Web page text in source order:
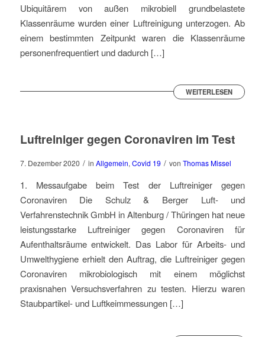
Ubiquitärem von außen mikrobiell grundbelastete
Klassenräume wurden einer Luftreinigung unterzogen. Ab
einem bestimmten Zeitpunkt waren die Klassenräume
personenfrequentiert und dadurch […]
WEITERLESEN
Luftreiniger gegen Coronaviren im Test
7. Dezember 2020 / in Allgemein, Covid 19 / von Thomas Missel
1. Messaufgabe beim Test der Luftreiniger gegen
Coronaviren Die Schulz & Berger Luft- und
Verfahrenstechnik GmbH in Altenburg / Thüringen hat neue
leistungsstarke Luftreiniger gegen Coronaviren für
Aufenthaltsräume entwickelt. Das Labor für Arbeits- und
Umwelthygiene erhielt den Auftrag, die Luftreiniger gegen
Coronaviren mikrobiologisch mit einem möglichst
praxisnahen Versuchsverfahren zu testen. Hierzu waren
Staubpartikel- und Luftkeimmessungen […]